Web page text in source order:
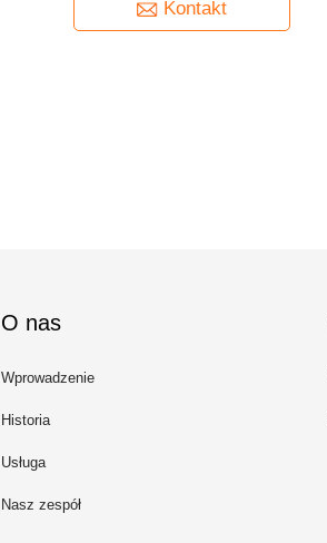
Kontakt
O nas
Wprowadzenie
Historia
Usługa
Nasz zespół